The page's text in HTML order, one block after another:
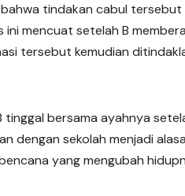
tindakan cabul
ini mencuat setelah B
tersebut kemudian
bersama ayahnya
dengan sekolah menjadi
yang mengubah